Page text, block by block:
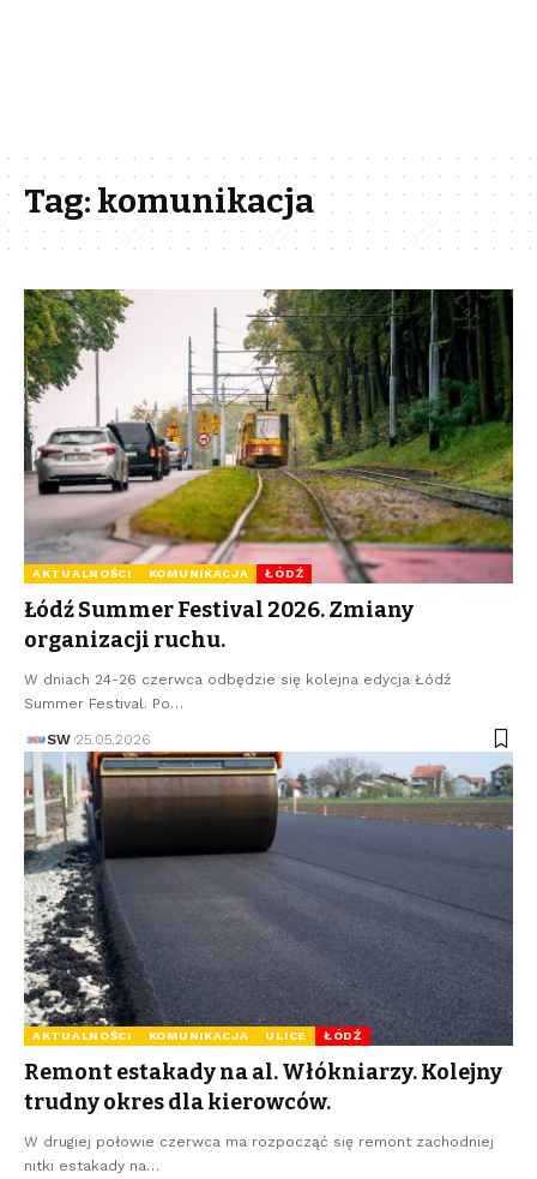
Tag:komunikacja
AKTUALNOŚCI KOMUNIKACJA ŁÓDŹ
Łódź Summer Festival 2026. Zmiany
organizacji ruchu.
W dniach 24-26 czerwca odbędzie się kolejna edycja Łódź
Summer Festival. Po…
SW 25.05.2026
AKTUALNOŚCI KOMUNIKACJA ULICE ŁÓDŹ
Remont estakady na al. Włókniarzy. Kolejny
trudny okres dla kierowców.
W drugiej połowie czerwca ma rozpocząć się remont zachodniej
nitki estakady na…